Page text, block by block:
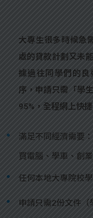
大專生很多時候急
處的貸款計劃又未
據過往同學們的
序，申請只需「學
95%，全程網上快
滿足不同經濟需要
買電腦、學車、創業
任何本地大專院校
申請只需2份文件